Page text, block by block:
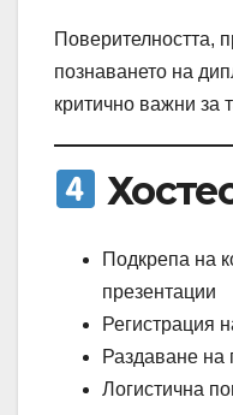
Поверителността,
познаването на
критично важни за
Подкрепа на
презентации
Регистрация
Раздаване
Логистична